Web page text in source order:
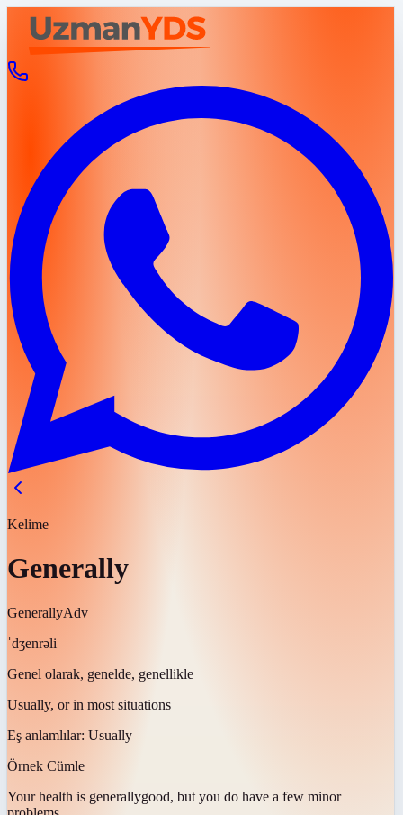
Kelime
Generally
GenerallyAdv
ˈdʒenrəli
Genel olarak, genelde, genellikle
Usually, or in most situations
Eş anlamlılar: Usually
Örnek Cümle
Your health is generallygood, but you do have a few minor